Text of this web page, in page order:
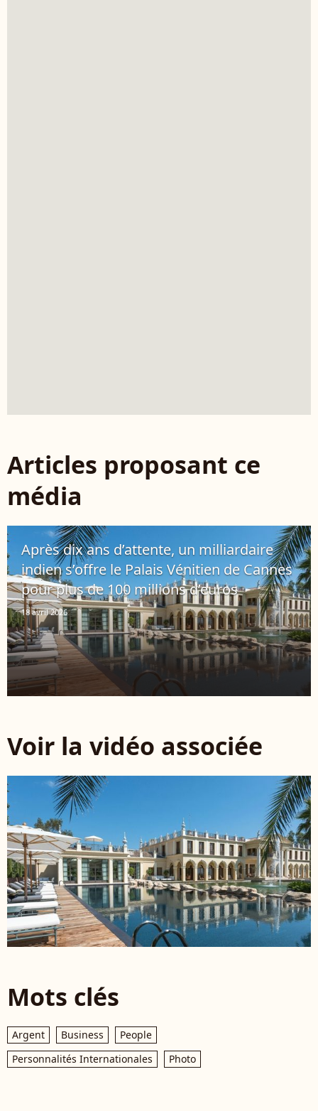
Articles proposant ce
média
Après dix ans d’attente, un milliardaire
indien s’offre le Palais Vénitien de Cannes
pour plus de 100 millions d’euros
18 avril 2026
Voir la vidéo associée
Mots clés
Argent Business
People
Personnalités Internationales
Photo